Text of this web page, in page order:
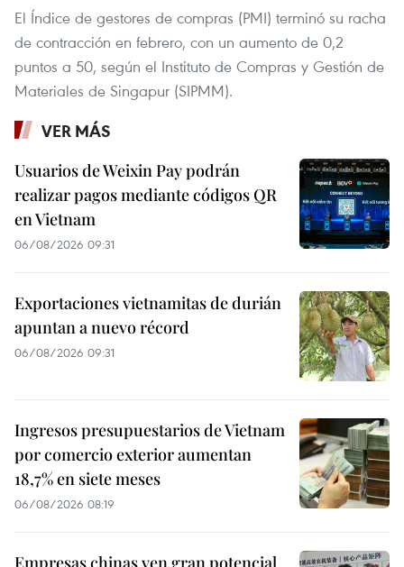
El Índice de gestores de compras (PMI) terminó su racha
de contracción en febrero, con un aumento de 0,2
puntos a 50, según el Instituto de Compras y Gestión de
Materiales de Singapur (SIPMM).
VER MÁS
Usuarios de Weixin Pay podrán
realizar pagos mediante códigos QR
en Vietnam
06/08/2026 09:31
Exportaciones vietnamitas de durián
apuntan a nuevo récord
06/08/2026 09:31
Ingresos presupuestarios de Vietnam
por comercio exterior aumentan
18,7% en siete meses
06/08/2026 08:19